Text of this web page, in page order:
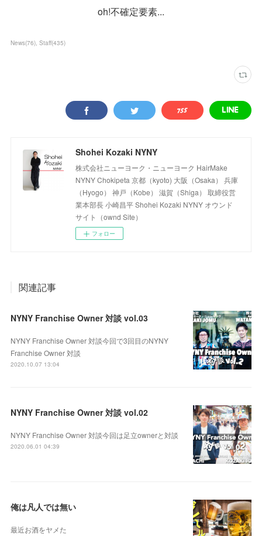
oh!不確定要素...
News(76) Staff(435)
Shohei Kozaki NYNY
株式会社ニューヨーク・ニューヨーク HairMake
NYNY Chokipeta 京都（kyoto) 大阪（Osaka） 兵庫
（Hyogo） 神戸（Kobe） 滋賀（Shiga） 取締役営
業本部長 小崎昌平 Shohei Kozaki NYNY オウンド
サイト（ownd Site）
フォロー
関連記事
NYNY Franchise Owner 対談 vol.03
NYNY Franchise Owner 対談今回で3回目のNYNY
Franchise Owner 対談
2020.10.07 13:04
NYNY Franchise Owner 対談 vol.02
NYNY Franchise Owner 対談今回は足立ownerと対談
2020.06.01 04:39
俺は凡人では無い
最近お酒をヤメた